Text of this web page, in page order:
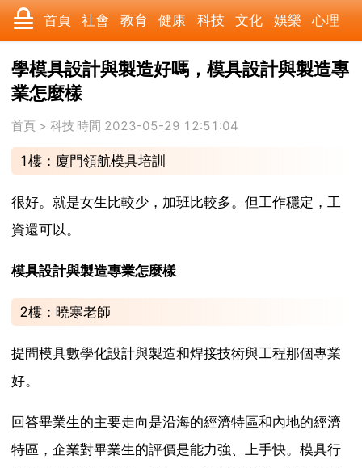
首頁 社會 教育 健康 科技 文化 娛樂 心理
數碼 汽車 遊戲 美食 時尚 家居 財經 旅遊
育兒 科學
收藏 國際 軍事
學模具設計與製造好嗎，模具設計與製造專
業怎麼樣
首頁 > 科技 時間 2023-05-29 12:51:04
1樓：廈門領航模具培訓
很好。就是女生比較少，加班比較多。但工作穩定，工
資還可以。
模具設計與製造專業怎麼樣
2樓：曉寒老師
提問模具數學化設計與製造和焊接技術與工程那個專業
好。
回答畢業生的主要走向是沿海的經濟特區和內地的經濟
特區，企業對畢業生的評價是能力強、上手快。模具行